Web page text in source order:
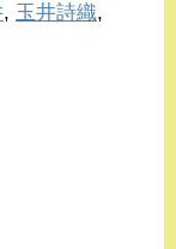
, 玉井詩織,